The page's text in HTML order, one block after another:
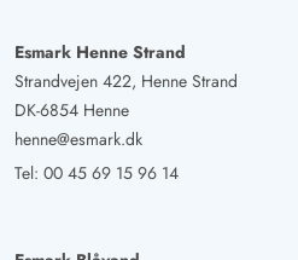
Esmark Henne Strand
Strandvejen 422, Henne Strand
DK-6854 Henne
henne@esmark.dk
Tel: 00 45 69 15 96 14